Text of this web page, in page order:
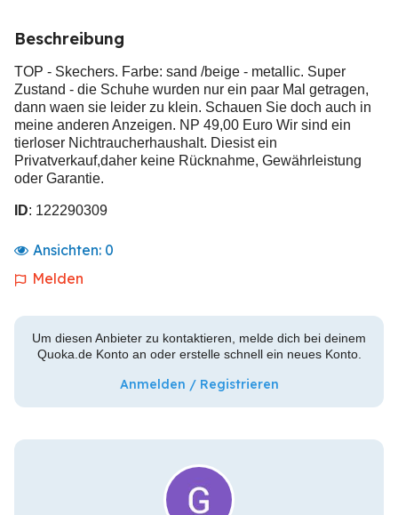
Beschreibung
TOP - Skechers. Farbe: sand /beige - metallic. Super
Zustand - die Schuhe wurden nur ein paar Mal getragen,
dann waen sie leider zu klein. Schauen Sie doch auch in
meine anderen Anzeigen. NP 49,00 Euro Wir sind ein
tierloser Nichtraucherhaushalt. Diesist ein
Privatverkauf,daher keine Rücknahme, Gewährleistung
oder Garantie.
ID: 122290309
Ansichten: 0
Melden
Um diesen Anbieter zu kontaktieren, melde dich bei deinem
Quoka.de Konto an oder erstelle schnell ein neues Konto.
Anmelden / Registrieren